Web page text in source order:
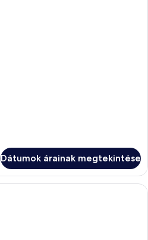
Dátumok árainak megtekintése